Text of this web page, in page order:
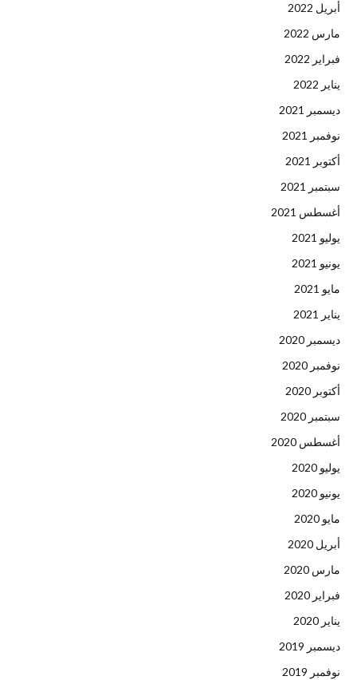
أبريل 2022
مارس 2022
فبراير 2022
يناير 2022
ديسمبر 2021
نوفمبر 2021
أكتوبر 2021
سبتمبر 2021
أغسطس 2021
يوليو 2021
يونيو 2021
مايو 2021
يناير 2021
ديسمبر 2020
نوفمبر 2020
أكتوبر 2020
سبتمبر 2020
أغسطس 2020
يوليو 2020
يونيو 2020
مايو 2020
أبريل 2020
مارس 2020
فبراير 2020
يناير 2020
ديسمبر 2019
نوفمبر 2019